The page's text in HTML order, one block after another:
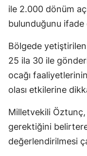
ile 2.000 dönüm
bulunduğunu ifade
Bölgede
25 ila 30 ile
ocağı
olası etkilerine
Milletvekili Öztunç,
gerektiğini
değerlendirilmesi